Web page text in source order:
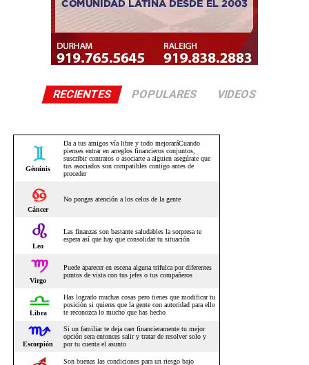
RECIENTES POPULARES VIDEOS